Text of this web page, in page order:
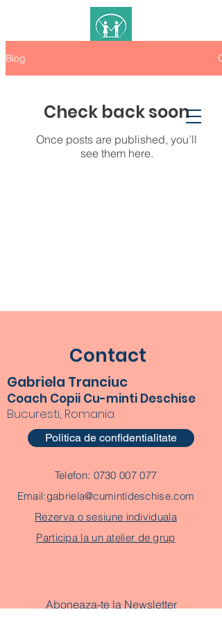
COPII CU-MINTI DESCHISE
Excelenta in dezvoltarea abilitatilor
Blog
Check back soon
Once posts are published, you’ll
see them here.
Contact
Gabriela Tranciuc
Coach Copii Cu-minti Deschise
Bucuresti, Romania
Politica de confidentialitate
Telefon: 0730 007 077
Email:gabriela@cumintideschise.com
Rezerva o sesiune individuala
Participa la un atelier de grup
Aboneaza-te la Newsletter